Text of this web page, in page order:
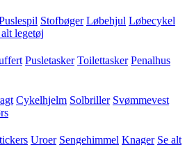
Stofbøger Løbehjul Løbecykel
alt legetøj
Pusletasker Toilettasker Penalhus
Cykelhjelm Solbriller Svømmevest
Uroer Sengehimmel Knager Se alt